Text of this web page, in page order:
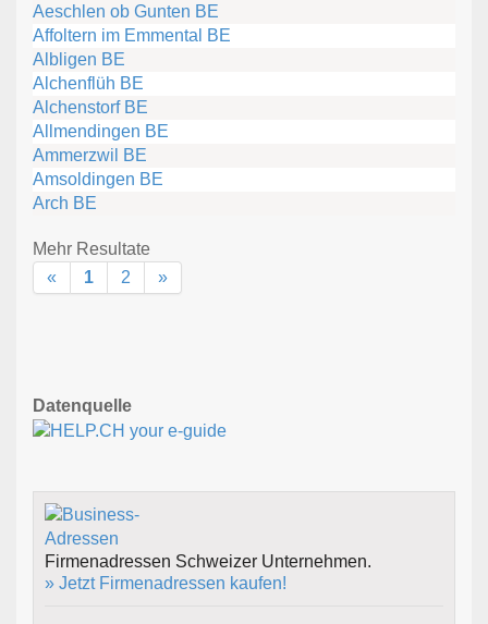
Aeschlen ob Gunten BE
Affoltern im Emmental BE
Albligen BE
Alchenflüh BE
Alchenstorf BE
Allmendingen BE
Ammerzwil BE
Amsoldingen BE
Arch BE
Mehr Resultate
«
1 2 »
Datenquelle
Firmenadressen Schweizer Unternehmen.
» Jetzt Firmenadressen kaufen!